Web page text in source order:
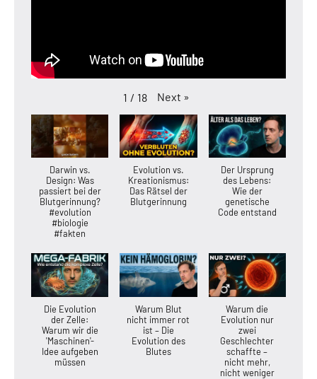
1 / 18 Next »
Darwin vs.
Design: Was
passiert bei der
Blutgerinnung?
#evolution
#biologie
#fakten
Evolution vs.
Kreationismus:
Das Rätsel der
Blutgerinnung
Der Ursprung
des Lebens:
Wie der
genetische
Code entstand
Die Evolution
der Zelle:
Warum wir die
'Maschinen'-
Idee aufgeben
müssen
Warum Blut
nicht immer rot
ist – Die
Evolution des
Blutes
Warum die
Evolution nur
zwei
Geschlechter
schaffte –
nicht mehr,
nicht weniger